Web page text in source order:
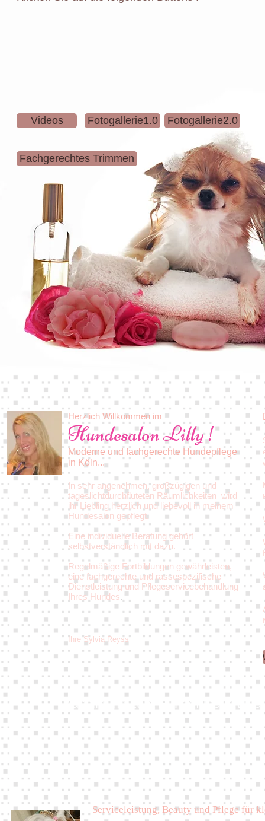
Videos Fotogallerie1.0
Fachgerechtes Trimmen
Fotogallerie2.0
Herzlich Willkommen im
Hundesalon Lilly !
Moderne und fachgerechte Hundepflege
in Köln...
In sehr angenehmen, großzügigen und
tageslichtdurchfluteten Räumlichkeiten wird
ihr Liebling herzlich und liebevoll in meinem
Hundesalon gepflegt.
Eine individuelle Beratung gehört
selbstverständlich mit dazu.
Regelmäßige Fortbildungen gewährleisten,
eine fachgerechte und rassespezifische
Dienstleistung und Pflegeservicebehandlung
Ihres Hundes.
Ihre Sylvia Reyss
Ausbildung zum Hundefriseur
Serviceleistung, Beauty und Pflege für